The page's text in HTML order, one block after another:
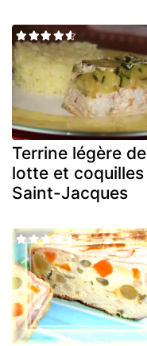
Terrine légère de
lotte et coquilles
Saint-Jacques